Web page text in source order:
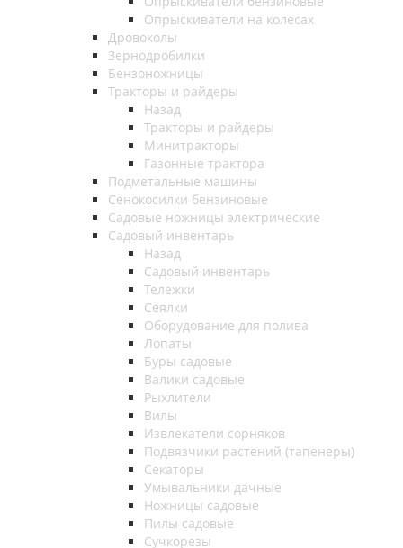
Опрыскиватели на колесах
Дровоколы
Зернодробилки
Бензоножницы
Тракторы и райдеры
Назад
Тракторы и райдеры
Минитракторы
Газонные трактора
Подметальные машины
Сенокосилки бензиновые
Садовые ножницы электрические
Садовый инвентарь
Назад
Садовый инвентарь
Тележки
Сеялки
Оборудование для полива
Лопаты
Буры садовые
Валики садовые
Рыхлители
Вилы
Извлекатели сорняков
Подвязчики растений (тапенеры)
Секаторы
Умывальники дачные
Ножницы садовые
Пилы садовые
Сучкорезы